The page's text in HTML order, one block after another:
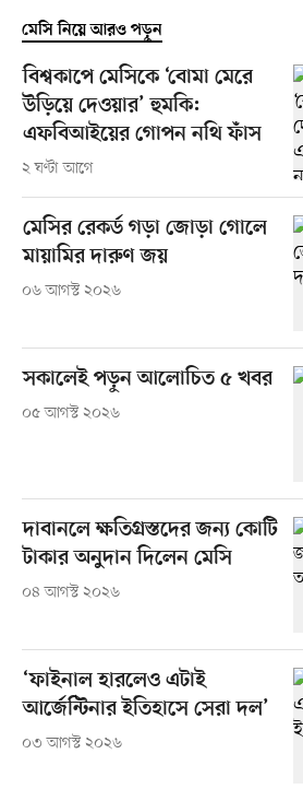
মেসি নিয়ে আরও পড়ুন
বিশ্বকাপে মেসিকে ‘বোমা মেরে
উড়িয়ে দেওয়ার’ হুমকি:
এফবিআইয়ের গোপন নথি ফাঁস
২ ঘণ্টা আগে
মেসির রেকর্ড গড়া জোড়া গোলে
মায়ামির দারুণ জয়
০৬ আগস্ট ২০২৬
সকালেই পড়ুন আলোচিত ৫ খবর
০৫ আগস্ট ২০২৬
দাবানলে ক্ষতিগ্রস্তদের জন্য কোটি
টাকার অনুদান দিলেন মেসি
০৪ আগস্ট ২০২৬
‘ফাইনাল হারলেও এটাই
আর্জেন্টিনার ইতিহাসে সেরা দল’
০৩ আগস্ট ২০২৬